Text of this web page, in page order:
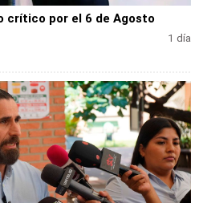
crítico por el 6 de Agosto
1 día